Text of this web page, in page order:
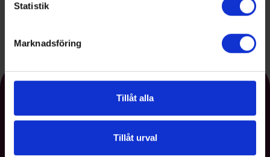
Statistik
Marknadsföring
Tillåt alla
Tillåt urval